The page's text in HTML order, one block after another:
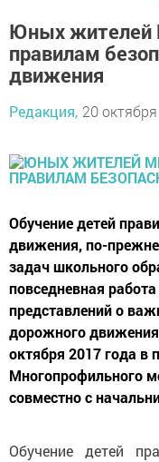
Юных жителей
правилам
движения
Редакция, 20
Обучение детей
движения, по-
задач школьного
повседневная
представлений о
дорожного
октября 2017 года в
Многопрофильного
совместно с
Обучение детей